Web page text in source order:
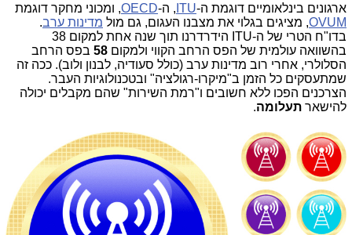
ארגונים בינלאומיים דוגמת ה-ITU , ה-OECD, ומכוני מחקר דוגמת
OVUM, מציגים בגלוי את מצבנו העגום, גם מול מדינות ערב.
בדו"ח הטרי של ה-ITU הידרדרנו תוך שנה אחת למקום 38
בהשוואה עולמית של הפס הרחב הקווי ולמקום 58 בפס הרחב
הסלולרי, אחרי רוב מדינות ערב (כולל סעודיה, לבנון ולוב). ככה זה
שמתעסקים כל הזמן ב"מיקרו-רגולציה" ובטכנולוגיות העבר.
הצרכנים הפכו ללא חשובים ו"רמת השירות" שהם מקבלים יכולה
להישאר תעלומה.